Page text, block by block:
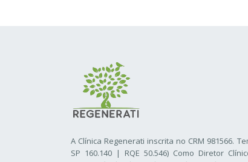
A Clínica Regenerati inscrita no CRM 981566.
SP 160.140 | RQE 50.546) Como Diretor